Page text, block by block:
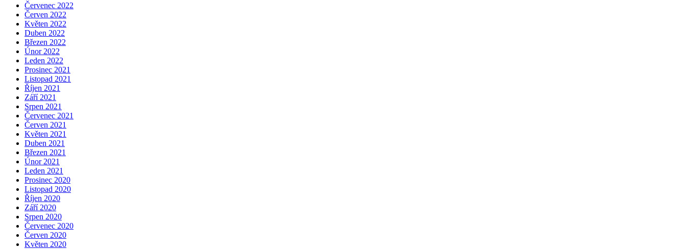
Červenec 2022
Červen 2022
Květen 2022
Duben 2022
Březen 2022
Únor 2022
Leden 2022
Prosinec 2021
Listopad 2021
Říjen 2021
Září 2021
Srpen 2021
Červenec 2021
Červen 2021
Květen 2021
Duben 2021
Březen 2021
Únor 2021
Leden 2021
Prosinec 2020
Listopad 2020
Říjen 2020
Září 2020
Srpen 2020
Červenec 2020
Červen 2020
Květen 2020